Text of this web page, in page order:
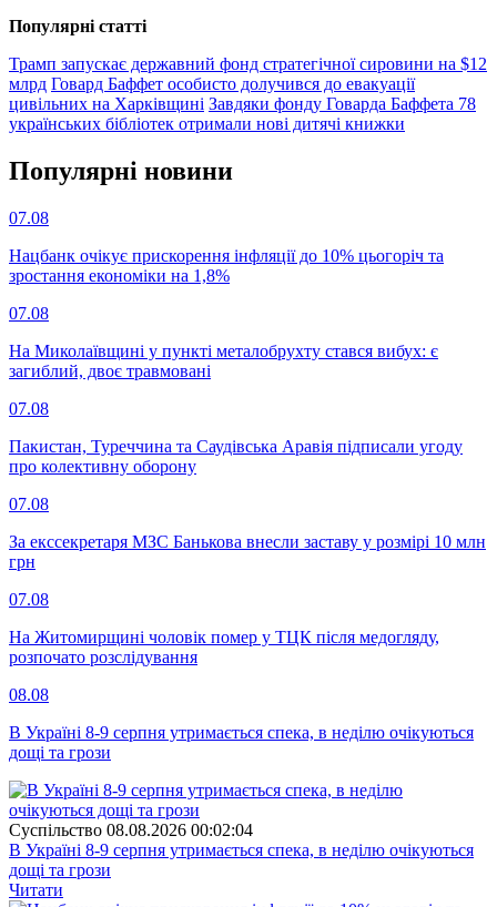
Популярнi статтi
Трамп запускає державний фонд стратегічної сировини на $12
млрд Говард Баффет особисто долучився до евакуації
цивільних на Харківщині Завдяки фонду Говарда Баффета 78
українських бібліотек отримали нові дитячі книжки
Популярнi новини
07.08
Нацбанк очікує прискорення інфляції до 10% цьогоріч та
зростання економіки на 1,8%
07.08
На Миколаївщині у пункті металобрухту стався вибух: є
загиблий, двоє травмовані
07.08
Пакистан, Туреччина та Саудівська Аравія підписали угоду
про колективну оборону
07.08
За екссекретаря МЗС Банькова внесли заставу у розмірі 10 млн
грн
07.08
На Житомирщині чоловік помер у ТЦК після медогляду,
розпочато розслідування
08.08
В Україні 8-9 серпня утримається спека, в неділю очікуються
дощі та грози
Суспiльство 08.08.2026 00:02:04
В Україні 8-9 серпня утримається спека, в неділю очікуються
дощі та грози
Читати